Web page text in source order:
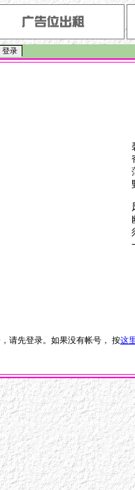
请先登录。如果没有帐号， 按这